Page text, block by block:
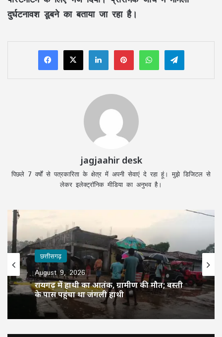
दुर्घटनावश डूबने का बताया जा रहा है।
LinkedInPinterestWhatsAppTelegram
jagjaahir desk
पिछले 7 वर्षों से पत्रकारिता के क्षेत्र में अपनी सेवाएं दे रहा हूं। मुझे डिजिटल से
लेकर इलेक्ट्रॉनिक मीडिया का अनुभव है।
छत्तीसगढ़
August 9, 2026
रायगढ़ में हाथी का आतंक, ग्रामीण की मौत; बस्ती
के पास पहुंचा था जंगली हाथी